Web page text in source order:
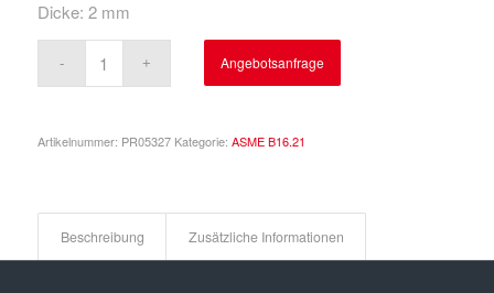
Dicke: 2 mm
Angebotsanfrage
Artikelnummer: PR05327 Kategorie: ASME B16.21
Beschreibung Zusätzliche Informationen